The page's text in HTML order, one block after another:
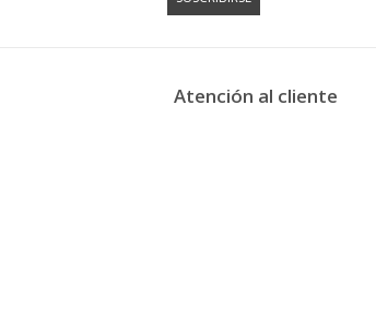
Atención al cliente